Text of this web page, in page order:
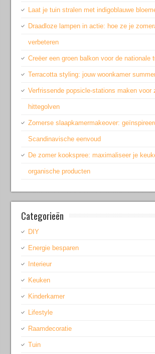
Laat je tuin stralen met indigoblauwe
Draadloze lampen in actie: hoe ze je
verbeteren
Creëer een groen balkon voor de nationale
Terracotta styling: jouw woonkamer
Verfrissende popsicle-stations maken voor
hittegolven
Zomerse slaapkamermakeover:
Scandinavische eenvoud
De zomer kookspree: maximaliseer je
organische producten
Categorieën
DIY
Energie besparen
Interieur
Keuken
Kinderkamer
Lifestyle
Raamdecoratie
Tuin